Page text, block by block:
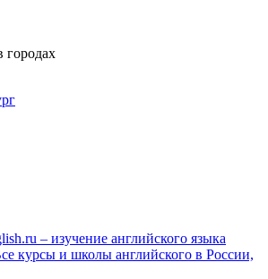
городах
– изучение английского языка
курсы и школы английского в России,